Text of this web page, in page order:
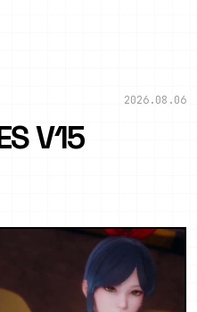
2026.08.06
V15